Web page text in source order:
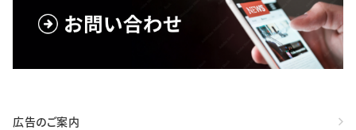
広告のご案内